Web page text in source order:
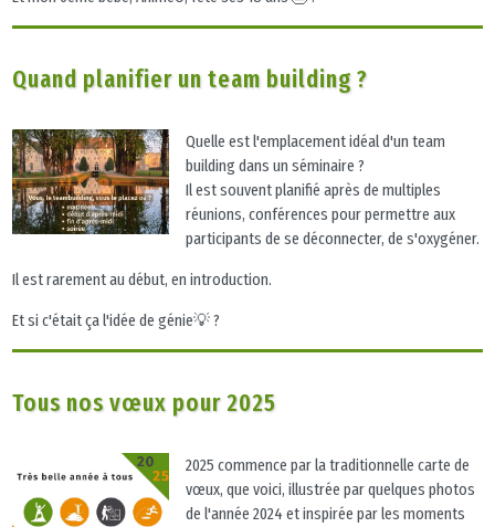
Quand planifier un team building ?
Quelle est l'emplacement idéal d'un team
building dans un séminaire ?
Il est souvent planifié après de multiples
réunions, conférences pour permettre aux
participants de se déconnecter, de s'oxygéner.
Il est rarement au début, en introduction.
Et si c'était ça l'idée de génie💡 ?
Tous nos vœux pour 2025
2025 commence par la traditionnelle carte de
vœux, que voici, illustrée par quelques photos
de l'année 2024 et inspirée par les moments